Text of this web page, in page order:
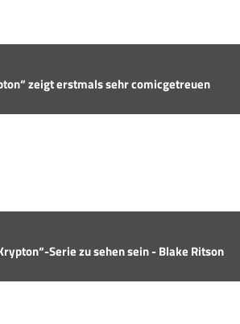
zeigt erstmals sehr comicgetreuen
Serie zu sehen sein - Blake Ritson